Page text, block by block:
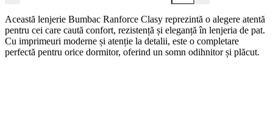
Această lenjerie Bumbac Ranforce Clasy reprezintă o alegere atentă
pentru cei care caută confort, rezistență și eleganță în lenjeria de pat.
Cu imprimeuri moderne și atenție la detalii, este o completare
perfectă pentru orice dormitor, oferind un somn odihnitor și plăcut.